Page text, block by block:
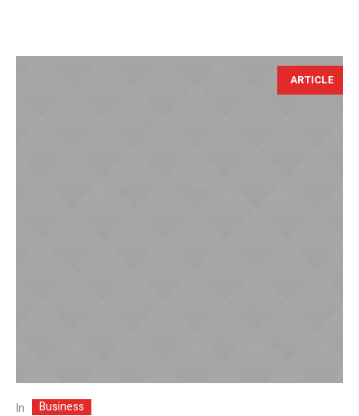
ARTICLE
In Business